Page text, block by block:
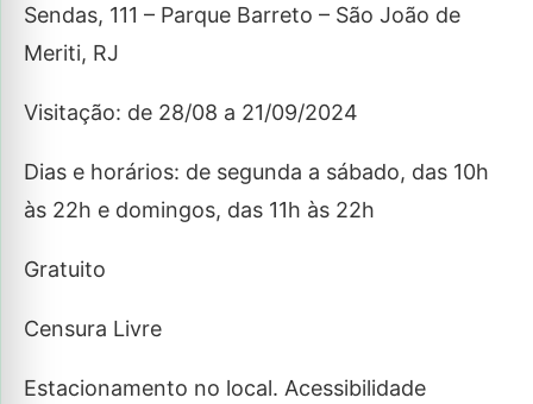
Sendas, 111 – Parque Barreto – São João de
Meriti, RJ
Visitação: de 28/08 a 21/09/2024
Dias e horários: de segunda a sábado, das 10h
às 22h e domingos, das 11h às 22h
Gratuito
Censura Livre
Estacionamento no local. Acessibilidade